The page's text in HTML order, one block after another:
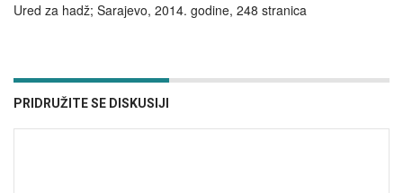
Ured za hadž; Sarajevo, 2014. godine, 248 stranica
PRIDRUŽITE SE DISKUSIJI